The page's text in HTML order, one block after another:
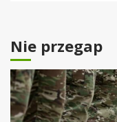
Nie przegap